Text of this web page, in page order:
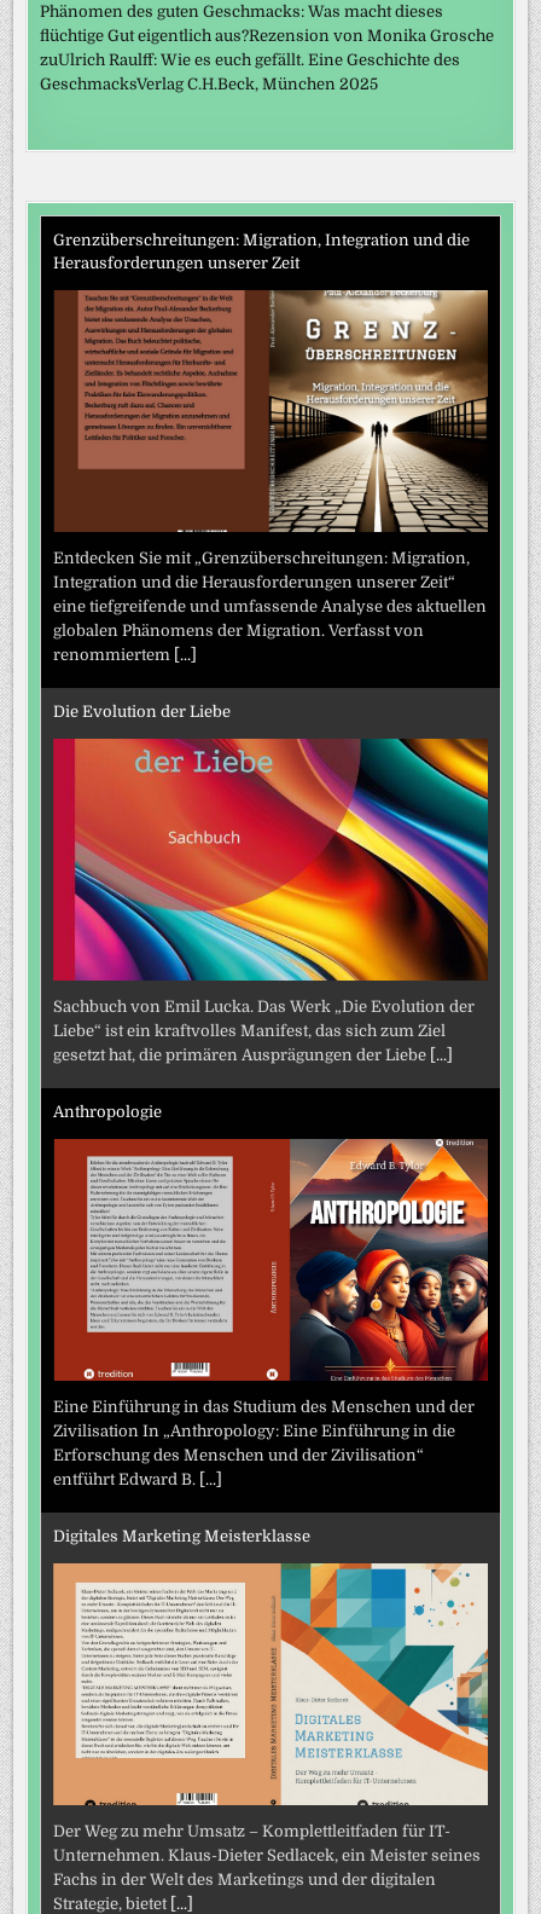
Phänomen des guten Geschmacks: Was macht dieses
flüchtige Gut eigentlich aus?Rezension von Monika Grosche
zuUlrich Raulff: Wie es euch gefällt. Eine Geschichte des
GeschmacksVerlag C.H.Beck, München 2025
Grenzüberschreitungen: Migration, Integration und die
Herausforderungen unserer Zeit
Entdecken Sie mit „Grenzüberschreitungen: Migration,
Integration und die Herausforderungen unserer Zeit“
eine tiefgreifende und umfassende Analyse des aktuellen
globalen Phänomens der Migration. Verfasst von
renommiertem [...]
Die Evolution der Liebe
Sachbuch von Emil Lucka. Das Werk „Die Evolution der
Liebe“ ist ein kraftvolles Manifest, das sich zum Ziel
gesetzt hat, die primären Ausprägungen der Liebe [...]
Anthropologie
Eine Einführung in das Studium des Menschen und der
Zivilisation In „Anthropology: Eine Einführung in die
Erforschung des Menschen und der Zivilisation“
entführt Edward B. [...]
Digitales Marketing Meisterklasse
Der Weg zu mehr Umsatz – Komplettleitfaden für IT-
Unternehmen. Klaus-Dieter Sedlacek, ein Meister seines
Fachs in der Welt des Marketings und der digitalen
Strategie, bietet [...]